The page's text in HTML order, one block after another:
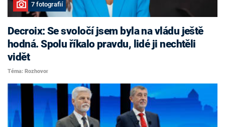
7 fotografií
Decroix: Se svoločí jsem byla na vládu ještě
hodná. Spolu říkalo pravdu, lidé ji nechtěli
vidět
Téma: Rozhovor